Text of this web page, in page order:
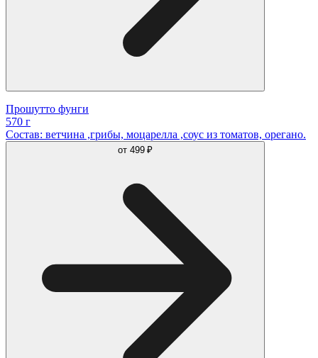
Прошутто фунги
570 г
Состав: ветчина ,грибы, моцарелла ,соус из томатов, орегано.
от 499 ₽